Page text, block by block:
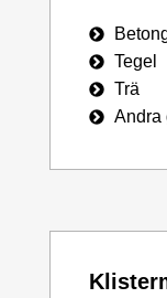
Tegel
Trä
Andra